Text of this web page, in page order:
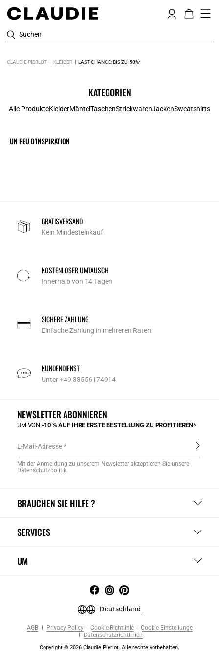
Suchen
CLAUDIE PIERLOT KLEIDER LAST CHANCE: BIS ZU -50%*
KATEGORIEN
Alle ProdukteKleiderMäntelTaschenStrickwarenJackenSweatshirts
UN PEU D'INSPIRATION
GRATISVERSAND
Kein Mindesteinkauf
KOSTENLOSER UMTAUSCH
Innerhalb von 14 Tagen
SICHERE ZAHLUNG
Einfache Zahlung in mehreren Raten
KUNDENDIENST
Unter +49 33556174914
BRAUCHEN SIE HILFE ?
SERVICES
UM
NEWSLETTER ABONNIEREN
UM VON-10 % AUF IHRE ERSTE BESTELLUNG ZU PROFITIEREN*
E-Mail-Adresse
Mit der Anmeldung zu unserem Newsletter akzeptieren Sie unsere
Datenschutzpolitik.
Deutschland
AGB Privacy Policy Cookie-Richtlinie
Cookie-Einstellunge
Datenschutzrichtlinien
Copyright © 2026 Claudie Pierlot. Alle rechte vorbehalten.